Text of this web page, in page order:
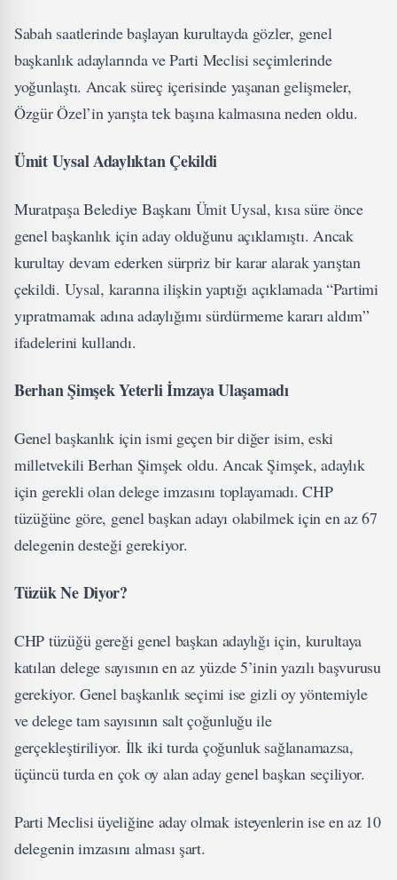
Sabah saatlerinde başlayan kurultayda gözler, genel
başkanlık adaylarında ve Parti Meclisi seçimlerinde
yoğunlaştı. Ancak süreç içerisinde yaşanan gelişmeler,
Özgür Özel’in yarışta tek başına kalmasına neden oldu.
Ümit Uysal Adaylıktan Çekildi
Muratpaşa Belediye Başkanı Ümit Uysal, kısa süre önce
genel başkanlık için aday olduğunu açıklamıştı. Ancak
kurultay devam ederken sürpriz bir karar alarak yarıştan
çekildi. Uysal, kararına ilişkin yaptığı açıklamada “Partimi
yıpratmamak adına adaylığımı sürdürmeme kararı aldım”
ifadelerini kullandı.
Berhan Şimşek Yeterli İmzaya Ulaşamadı
Genel başkanlık için ismi geçen bir diğer isim, eski
milletvekili Berhan Şimşek oldu. Ancak Şimşek, adaylık
için gerekli olan delege imzasını toplayamadı. CHP
tüzüğüne göre, genel başkan adayı olabilmek için en az 67
delegenin desteği gerekiyor.
Tüzük Ne Diyor?
CHP tüzüğü gereği genel başkan adaylığı için, kurultaya
katılan delege sayısının en az yüzde 5’inin yazılı başvurusu
gerekiyor. Genel başkanlık seçimi ise gizli oy yöntemiyle
ve delege tam sayısının salt çoğunluğu ile
gerçekleştiriliyor. İlk iki turda çoğunluk sağlanamazsa,
üçüncü turda en çok oy alan aday genel başkan seçiliyor.
Parti Meclisi üyeliğine aday olmak isteyenlerin ise en az 10
delegenin imzasını alması şart.